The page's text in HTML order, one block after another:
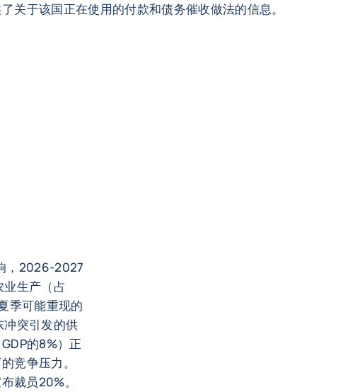
关于该国正在使用的付款和债务催收做法的信息。
，2026-2027
生产（占
季可能重现的
冲突引发的供
的8%）正
竞争压力。
裁员20%。